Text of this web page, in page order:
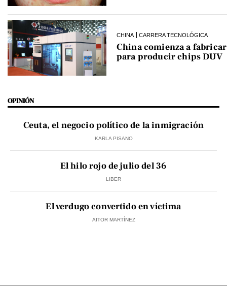
CHINA CARRERA TECNOLÓGICA
China comienza a
para producir chips DUV
OPINIÓN
Ceuta, el negocio político de la inmigración
KARLA PISANO
El hilo rojo de julio del 36
LIBER
El verdugo convertido en víctima
AITOR MARTÍNEZ